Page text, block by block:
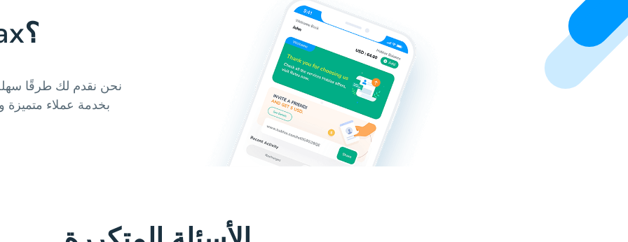
لماذا تستخدم Hablax؟
نحن نقدم لك طرقًا سهلة
بخدمة عملاء متميزة